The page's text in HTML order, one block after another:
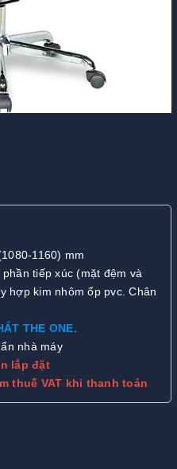
1160) mm
tiếp xúc (mặt đệm và
hợp kim nhôm ốp pvc. Chân
THE ONE.
nhà máy
lắp đặt
thuế VAT khi thanh toán